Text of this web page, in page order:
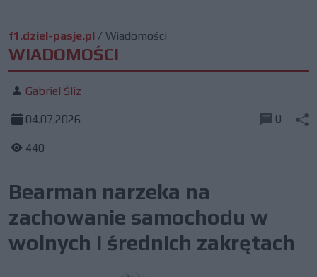
f1.dziel-pasje.pl / Wiadomości
WIADOMOŚCI
Gabriel Śliz
04.07.2026
440
0
Bearman narzeka na
zachowanie samochodu w
wolnych i średnich zakrętach